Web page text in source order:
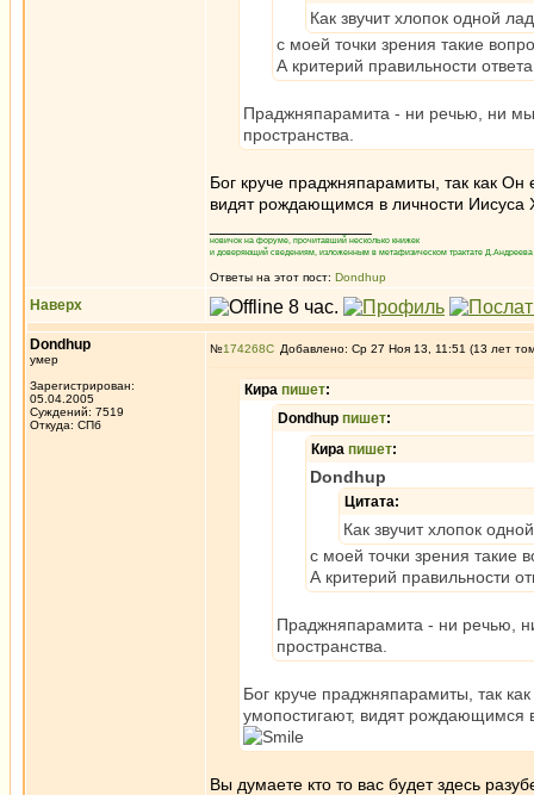
Как звучит хлопок одной
с моей точки зрения такие
А критерий правильности
Праджняпарамита - ни речью, ни
пространства.
Бог круче праджняпарамиты, так как Он
видят рождающимся в личности Иисуса
новичок на форуме, прочитавший несколько книжек
и доверяющий сведениям, изложенным в метафизическом трактате
Ответы на этот пост: Dondhup
Наверх
Dondhup
умер
Зарегистрирован:
05.04.2005
Суждений: 7519
Откуда: СПб
№174268 Добавлено: Ср 27 Ноя 13, 11:51 (13 лет
Кира пишет:
Dondhup пишет:
Кира пишет:
Dondhup
Цитата:
Как звучит хлопок
с моей точки зрения такие
А критерий правильности
Праджняпарамита - ни речью,
пространства.
Бог круче праджняпарамиты, так
умопостигают, видят рождающимся
Вы думаете кто то вас будет здесь